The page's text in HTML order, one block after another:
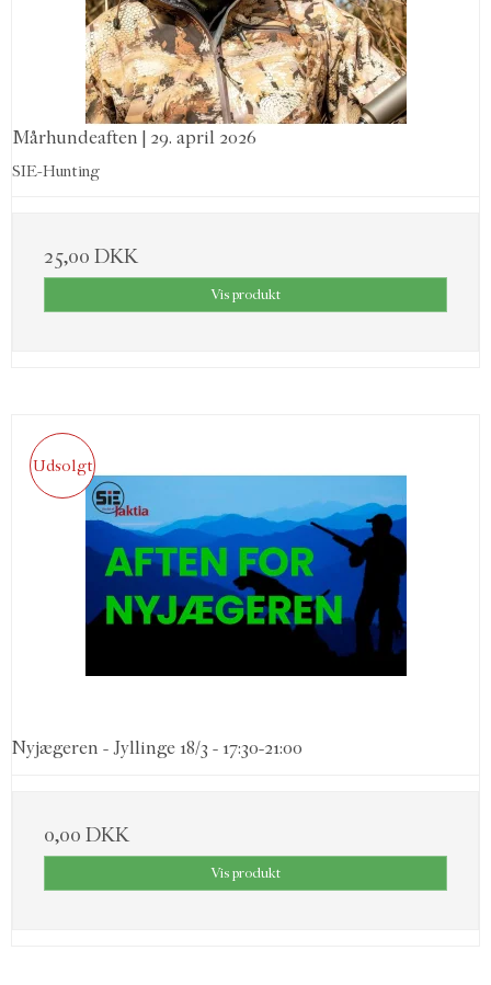
Mårhundeaften | 29. april 2026
SIE-Hunting
25,00 DKK
Vis produkt
Udsolgt
Nyjægeren - Jyllinge 18/3 - 17:30-21:00
0,00 DKK
Vis produkt